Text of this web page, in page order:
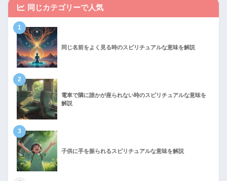
同じカテゴリーで人気
1
同じ名前をよく見る時のスピリチュアルな意味を解説
2
電車で隣に誰かが座られない時のスピリチュアルな意味を
解説
3
子供に手を振られるスピリチュアルな意味を解説